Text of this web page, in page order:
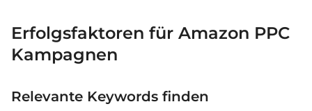
Erfolgsfaktoren für Amazon PPC
Kampagnen
Relevante Keywords finden